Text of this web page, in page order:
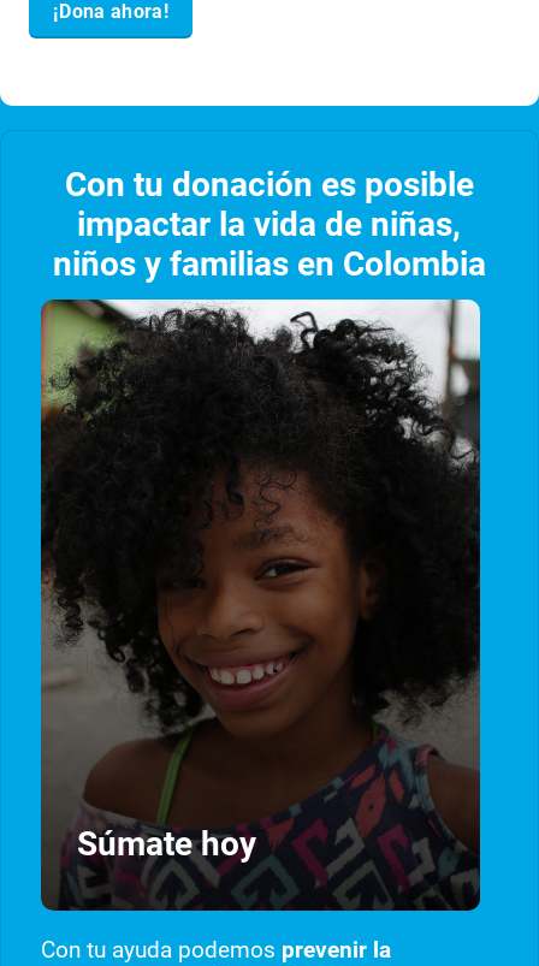
Con tu donación es posible
impactar la vida de niñas,
niños y familias en Colombia
Súmate hoy
Con tu ayuda podemos prevenir la